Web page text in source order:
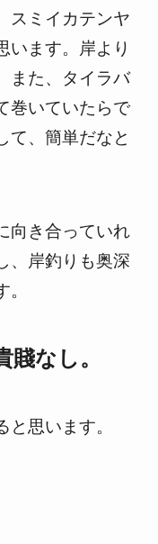
スミイカテンヤ
います。岸より
また、タイラバ
巻いていたらで
て、簡単だなと
向き合っていれ
、岸釣りも奥深
なし。
思います。